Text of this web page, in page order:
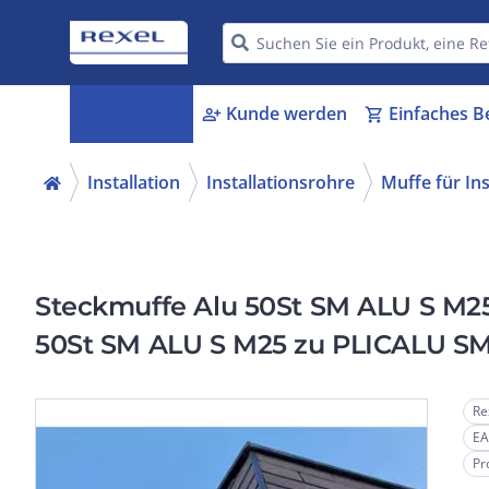
person_add Kunde werden shopping_cart Einfaches
Installation Installationsrohre Muffe für
Steckmuffe Alu 50St SM ALU S
50St SM ALU S M25 zu PLICALU